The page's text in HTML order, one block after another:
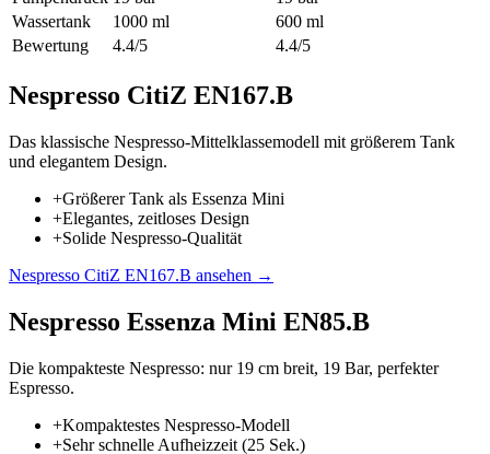
Wassertank
1000 ml
600 ml
Bewertung
4.4/5 4.4/5
Nespresso CitiZ EN167.B
Das klassische Nespresso-Mittelklassemodell mit größerem Tank
und elegantem Design.
+Größerer Tank als Essenza Mini
+Elegantes, zeitloses Design
+Solide Nespresso-Qualität
Nespresso CitiZ EN167.B ansehen →
Nespresso Essenza Mini EN85.B
Die kompakteste Nespresso: nur 19 cm breit, 19 Bar, perfekter
Espresso.
+Kompaktestes Nespresso-Modell
+Sehr schnelle Aufheizzeit (25 Sek.)